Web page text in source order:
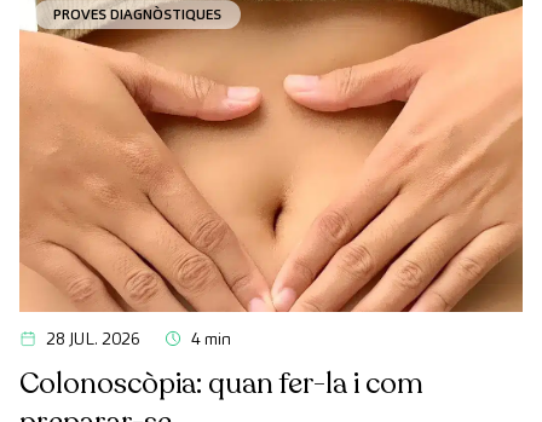
PROVES DIAGNÒSTIQUES
28 JUL. 2026 4 min
Colonoscòpia: quan fer-la i com